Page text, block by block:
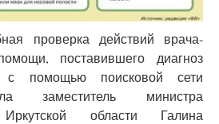
проверка действий врача-
поставившего диагноз
с помощью поисковой сети
заместитель министра
Иркутской области Галина